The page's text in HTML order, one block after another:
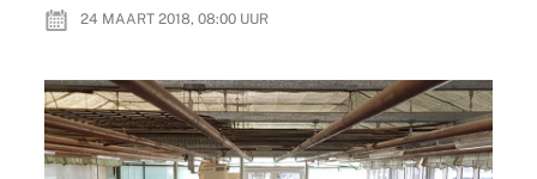
24 MAART 2018, 08:00UUR